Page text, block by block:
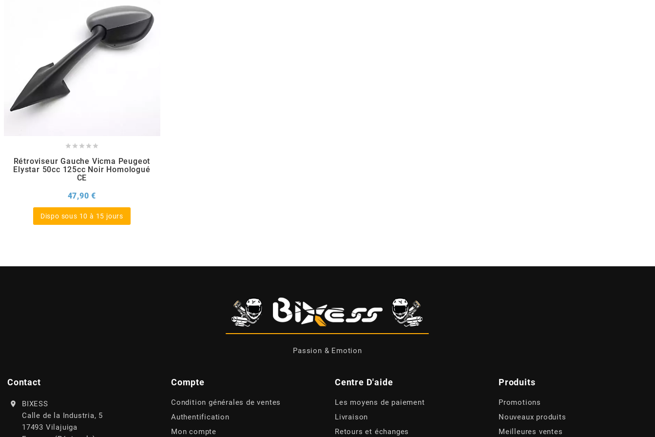
BETA MOTOS
BETA RACING
BIDALOT
BIXESS
BOUCHET ENGINEERING
BRAIH
CARENZI
CHAMPION
    
Rétroviseur Gauche Vicma Peugeot
Elystar 50cc 125cc Noir Homologué
CE
47,90 €
Dispo sous 10 à 15 jours
Passion & Emotion
Contact
BIXESS
Calle de la Industria, 5
17493 Vilajuiga
Compte
Condition générales de ventes
Authentification
Mon compte
Centre D'aide
Les moyens de paiement
Livraison
Retours et échanges
Produits
Promotions
Nouveaux produits
Meilleures ventes